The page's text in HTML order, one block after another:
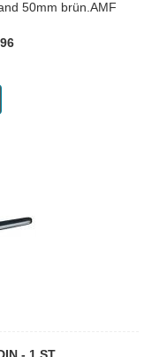
50mm brün.AMF
- 1 ST